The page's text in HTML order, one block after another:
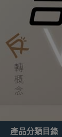
產品分類目錄